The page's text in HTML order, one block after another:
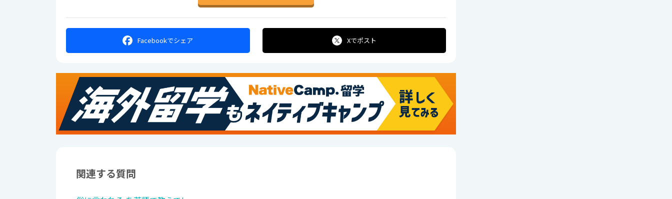
Facebookでシェア Xでポスト
関連する質問